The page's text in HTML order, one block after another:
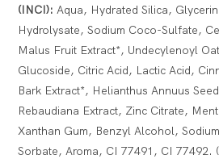
(INCI): Aqua, Hydrated Silica,
Hydrolysate, Sodium Coco-Sulfate,
Malus Fruit Extract*, Undecylenoyl
Glucoside, Citric Acid, Lactic Acid,
Bark Extract*, Helianthus Annuus
Rebaudiana Extract, Zinc Citrate,
Xanthan Gum, Benzyl Alcohol,
Sorbate, Aroma, CI 77491, CI 77492.